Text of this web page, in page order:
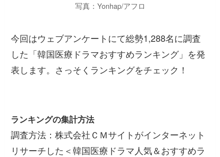
写真：Yonhap/アフロ
今回はウェブアンケートにて総勢1,288名に調査
した「韓国医療ドラマおすすめランキング」を発
表します。さっそくランキングをチェック！
ランキングの集計方法
調査方法：株式会社ＣＭサイトがインターネット
リサーチした＜韓国医療ドラマ人気＆おすすめラ